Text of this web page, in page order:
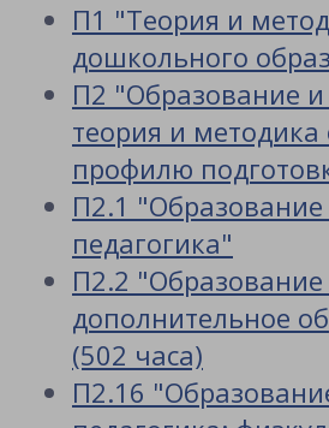
П1 "Теория и
дошкольного
П2 "Образование и
теория и
профилю
П2.1 "Образование
педагогика"
П2.2 "Образование
дополнительное
(502 часа)
П2.16